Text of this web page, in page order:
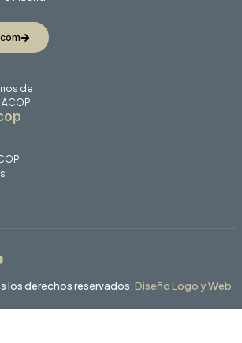
de
los derechos reservados.Diseño Logo y Web